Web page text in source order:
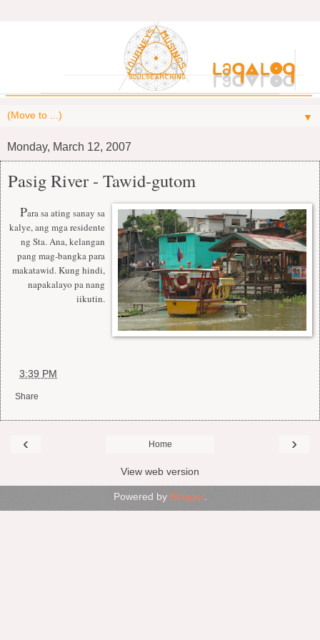
▼
Monday, March 12, 2007
Pasig River - Tawid-gutom
Para sa ating sanay sa
kalye, ang mga residente
ng Sta. Ana, kelangan
pang mag-bangka para
makatawid. Kung hindi,
napakalayo pa nang
iikutin.
3:39 PM
Share
‹ ›
Home
View web version
Powered by Blogger.